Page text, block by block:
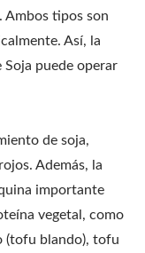
Ambos tipos son
Así, la
Soja puede operar
de soja,
Además, la
importante
vegetal, como
(tofu blando), tofu